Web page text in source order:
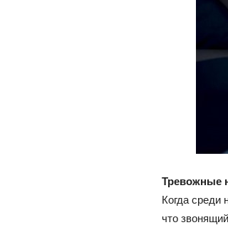
Тревожные
Когда среди
что